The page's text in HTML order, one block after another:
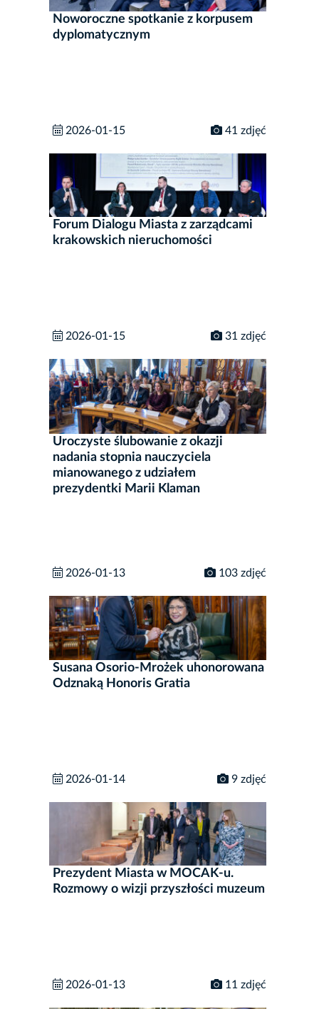
Noworoczne spotkanie z korpusem
dyplomatycznym
2026-01-15 41 zdjęć
Forum Dialogu Miasta z zarządcami
krakowskich nieruchomości
2026-01-15 31 zdjęć
Uroczyste ślubowanie z okazji
nadania stopnia nauczyciela
mianowanego z udziałem
prezydentki Marii Klaman
2026-01-13 103 zdjęć
Susana Osorio-Mrożek uhonorowana
Odznaką Honoris Gratia
2026-01-14 9 zdjęć
Prezydent Miasta w MOCAK-u.
Rozmowy o wizji przyszłości muzeum
2026-01-13 11 zdjęć